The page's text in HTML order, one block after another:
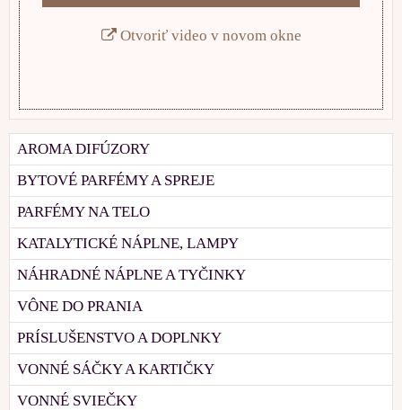
Otvoriť video v novom okne
AROMA DIFÚZORY
BYTOVÉ PARFÉMY A SPREJE
PARFÉMY NA TELO
KATALYTICKÉ NÁPLNE, LAMPY
NÁHRADNÉ NÁPLNE A TYČINKY
VÔNE DO PRANIA
PRÍSLUŠENSTVO A DOPLNKY
VONNÉ SÁČKY A KARTIČKY
VONNÉ SVIEČKY